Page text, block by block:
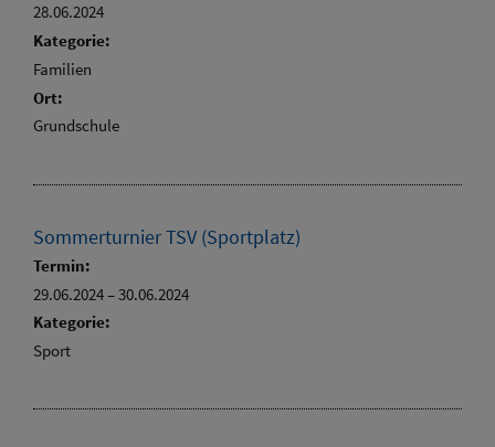
28.06.2024
Kategorie:
Familien
Ort:
Grundschule
Sommerturnier TSV (Sportplatz)
Termin:
29.06.2024–30.06.2024
Kategorie:
Sport